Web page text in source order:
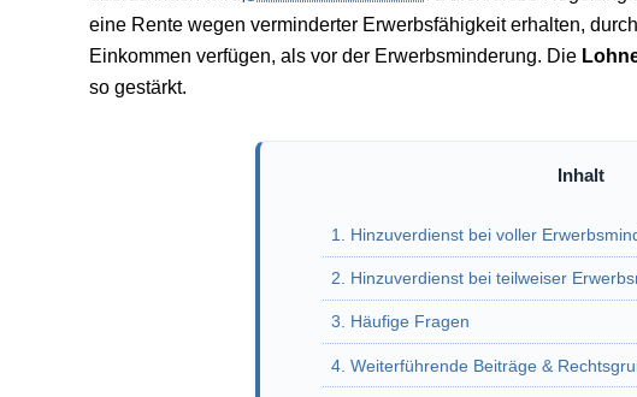
eine Rente wegen verminderter Erwerbsfähigkeit erhalten,
Einkommen verfügen, als vor der Erwerbsminderung. Die
so gestärkt.
1. Hinzuverdienst bei voller
2. Hinzuverdienst bei teilweiser
3. Häufige Fragen
4. Weiterführende Beiträge &